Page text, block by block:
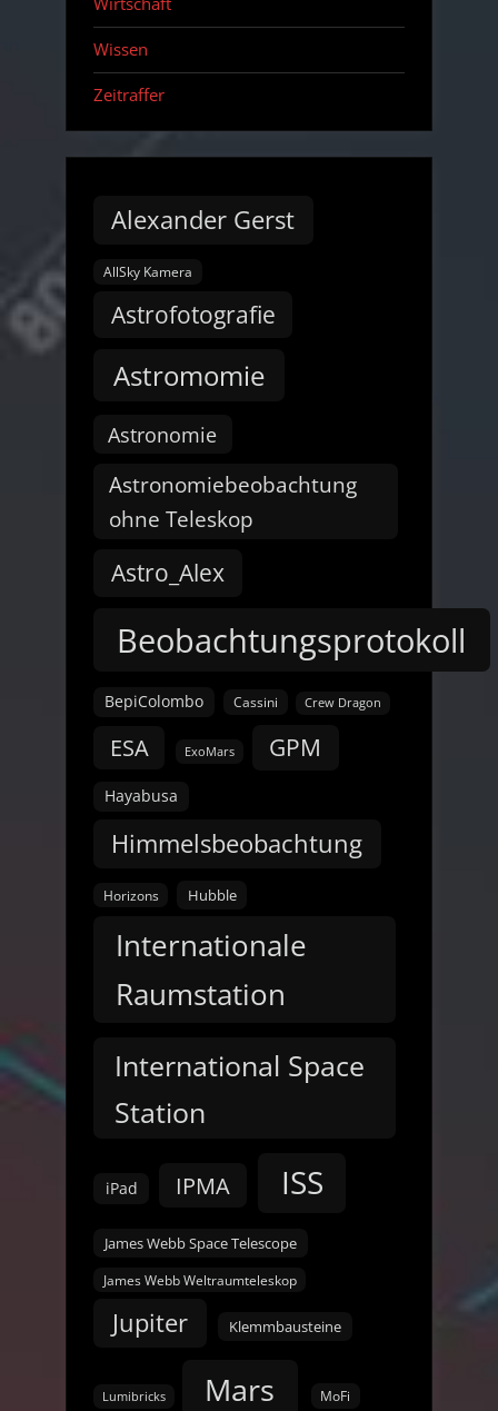
Wissen
Zeitraffer
Alexander Gerst
AllSky Kamera
Astrofotografie
Astromomie
Astronomie
Astronomiebeobachtung
ohne Teleskop
Astro_Alex
Beobachtungsprotokoll
BepiColombo Cassini Crew Dragon
ESA ExoMars GPM
Hayabusa
Himmelsbeobachtung
Horizons Hubble
Internationale
Raumstation
International Space
Station
iPad IPMA ISS
James Webb Space Telescope
James Webb Weltraumteleskop
Jupiter Klemmbausteine
Lumibricks Mars MoFi